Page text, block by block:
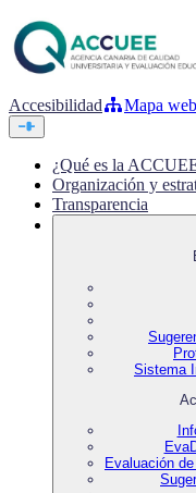
Accesibilidad Mapa web
¿Qué es la
Organización y
Transparencia
Sistema
Evaluación